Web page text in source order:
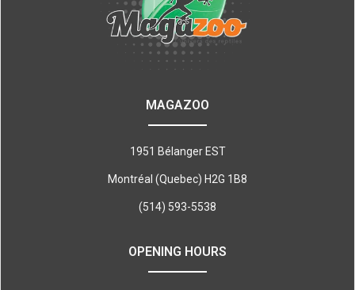
MAGAZOO
1951 Bélanger EST
Montréal (Quebec) H2G 1B8
(514) 593-5538
OPENING HOURS